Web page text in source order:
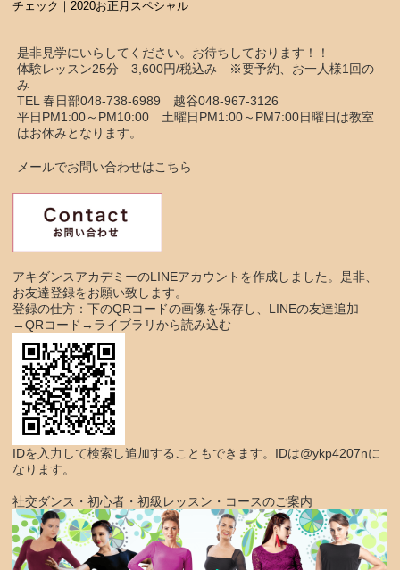
チェック｜2020お正月スペシャル
是非見学にいらしてください。お待ちしております！！
体験レッスン25分 3,600円/税込み ※要予約、お一人様1回の
み
TEL 春日部048-738-6989 越谷048-967-3126
平日PM1:00～PM10:00 土曜日PM1:00～PM7:00日曜日は教室
はお休みとなります。
メールでお問い合わせはこちら
アキダンスアカデミーのLINEアカウントを作成しました。是非、
お友達登録をお願い致します。
登録の仕方：下のQRコードの画像を保存し、LINEの友達追加
→QRコード→ライブラリから読み込む
IDを入力して検索し追加することもできます。IDは@ykp4207nに
なります。
社交ダンス・初心者・初級レッスン・コースのご案内